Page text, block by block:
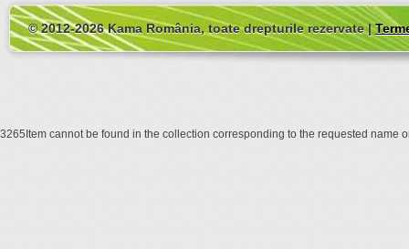
© 2012-2026 Kama România, toate drepturile rezervate |
3265Item cannot be found in the collection corresponding to the requested name